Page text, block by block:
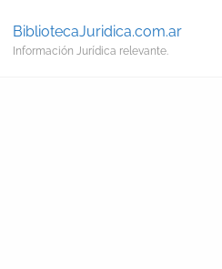
BibliotecaJuridica.com.ar
Información Jurídica relevante.